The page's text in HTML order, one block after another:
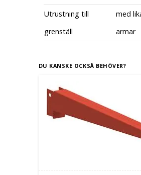
Utrustning till
grenställ
med
armar
DU KANSKE OCKSÅ BEHÖVER?